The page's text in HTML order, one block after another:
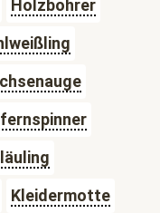
Holzbohrer
Kleidermotte